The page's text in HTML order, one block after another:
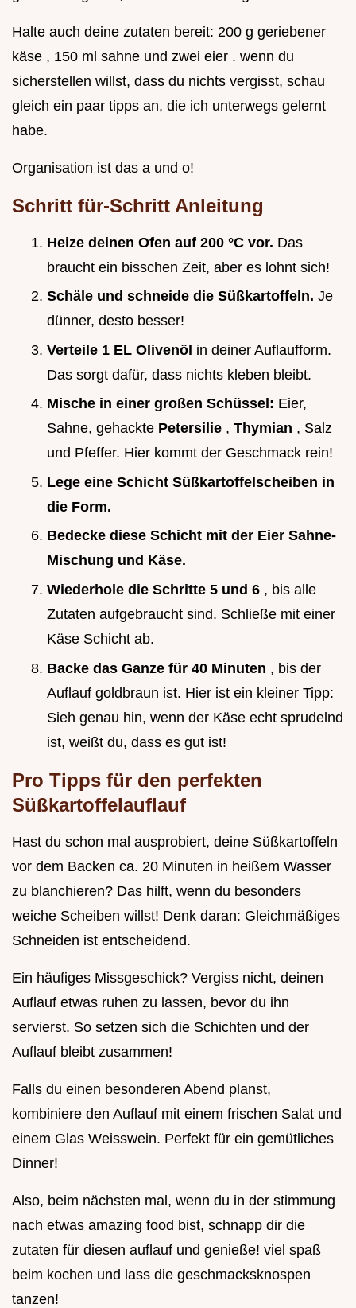
Halte auch deine zutaten bereit: 200 g geriebener
käse , 150 ml sahne und zwei eier . wenn du
sicherstellen willst, dass du nichts vergisst, schau
gleich ein paar tipps an, die ich unterwegs gelernt
habe.
Organisation ist das a und o!
Schritt für-Schritt Anleitung
Heize deinen Ofen auf 200 °C vor. Das
braucht ein bisschen Zeit, aber es lohnt sich!
Schäle und schneide die Süßkartoffeln. Je
dünner, desto besser!
Verteile 1 EL Olivenöl in deiner Auflaufform.
Das sorgt dafür, dass nichts kleben bleibt.
Mische in einer großen Schüssel: Eier,
Sahne, gehackte Petersilie , Thymian , Salz
und Pfeffer. Hier kommt der Geschmack rein!
Lege eine Schicht Süßkartoffelscheiben in
die Form.
Bedecke diese Schicht mit der Eier Sahne-
Mischung und Käse.
Wiederhole die Schritte 5 und 6 , bis alle
Zutaten aufgebraucht sind. Schließe mit einer
Käse Schicht ab.
Backe das Ganze für 40 Minuten , bis der
Auflauf goldbraun ist. Hier ist ein kleiner Tipp:
Sieh genau hin, wenn der Käse echt sprudelnd
ist, weißt du, dass es gut ist!
Pro Tipps für den perfekten
Süßkartoffelauflauf
Hast du schon mal ausprobiert, deine Süßkartoffeln
vor dem Backen ca. 20 Minuten in heißem Wasser
zu blanchieren? Das hilft, wenn du besonders
weiche Scheiben willst! Denk daran: Gleichmäßiges
Schneiden ist entscheidend.
Ein häufiges Missgeschick? Vergiss nicht, deinen
Auflauf etwas ruhen zu lassen, bevor du ihn
servierst. So setzen sich die Schichten und der
Auflauf bleibt zusammen!
Falls du einen besonderen Abend planst,
kombiniere den Auflauf mit einem frischen Salat und
einem Glas Weisswein. Perfekt für ein gemütliches
Dinner!
Also, beim nächsten mal, wenn du in der stimmung
nach etwas amazing food bist, schnapp dir die
zutaten für diesen auflauf und genieße! viel spaß
beim kochen und lass die geschmacksknospen
tanzen!